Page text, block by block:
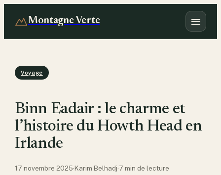
Montagne Verte
Voyage
Binn Eadair : le charme et
l’histoire du Howth Head en
Irlande
17 novembre 2025·Karim Belhadj·7 min de lecture